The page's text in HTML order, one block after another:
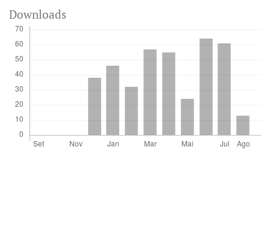
Downloads